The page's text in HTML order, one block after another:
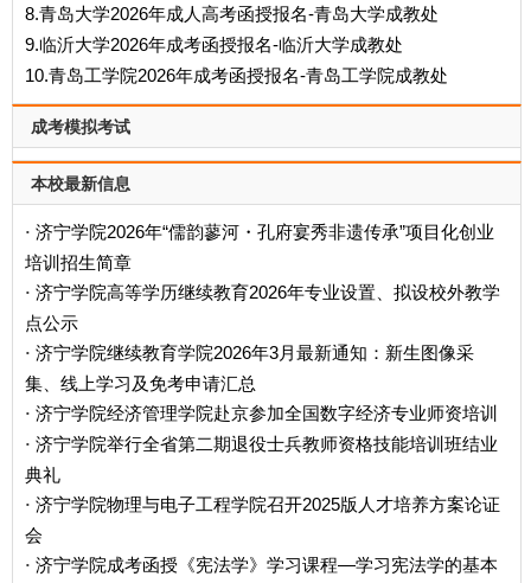
8.青岛大学2026年成人高考函授报名-青岛大学成教处
9.临沂大学2026年成考函授报名-临沂大学成教处
10.青岛工学院2026年成考函授报名-青岛工学院成教处
成考模拟考试
本校最新信息
· 济宁学院2026年“儒韵蓼河・孔府宴秀非遗传承”项目化创业
培训招生简章
· 济宁学院高等学历继续教育2026年专业设置、拟设校外教学
点公示
· 济宁学院继续教育学院2026年3月最新通知：新生图像采
集、线上学习及免考申请汇总
· 济宁学院经济管理学院赴京参加全国数字经济专业师资培训
· 济宁学院举行全省第二期退役士兵教师资格技能培训班结业
典礼
· 济宁学院物理与电子工程学院召开2025版人才培养方案论证
会
· 济宁学院成考函授《宪法学》学习课程—学习宪法学的基本